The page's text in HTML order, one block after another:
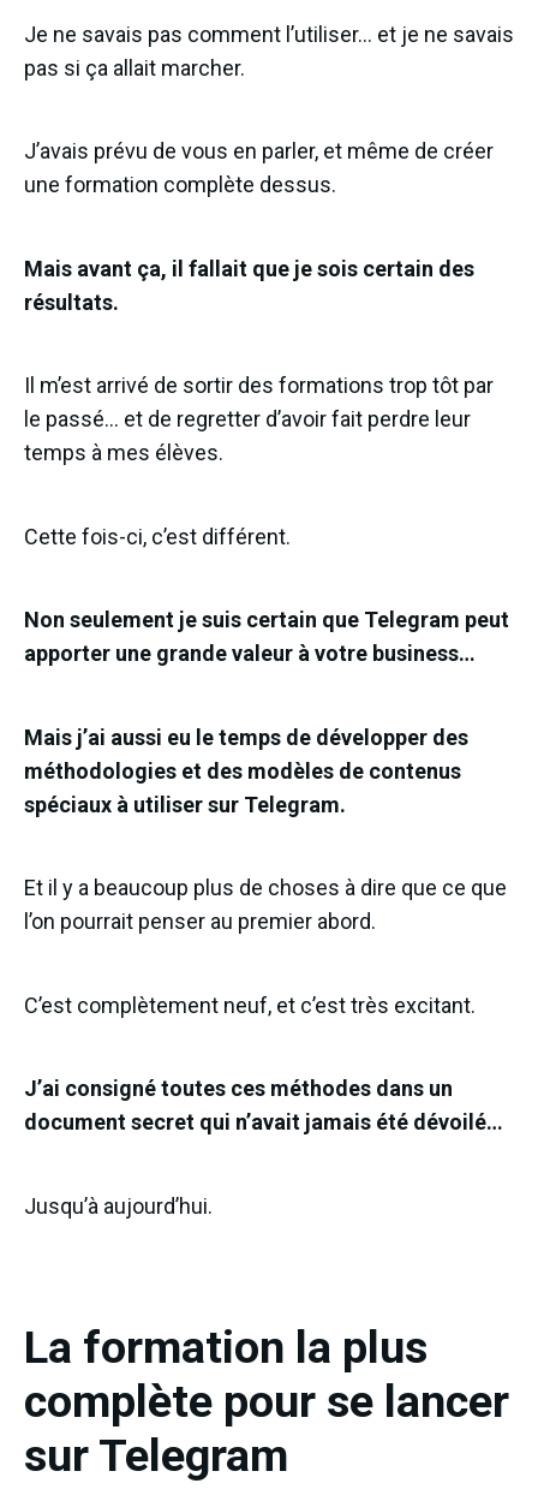
Je ne savais pas comment l’utiliser… et je ne savais
pas si ça allait marcher.
J’avais prévu de vous en parler, et même de créer
une formation complète dessus.
Mais avant ça, il fallait que je sois certain des
résultats.
Il m’est arrivé de sortir des formations trop tôt par
le passé… et de regretter d’avoir fait perdre leur
temps à mes élèves.
Cette fois-ci, c’est différent.
Non seulement je suis certain que Telegram peut
apporter une grande valeur à votre business…
Mais j’ai aussi eu le temps de développer des
méthodologies et des modèles de contenus
spéciaux à utiliser sur Telegram.
Et il y a beaucoup plus de choses à dire que ce que
l’on pourrait penser au premier abord.
C’est complètement neuf, et c’est très excitant.
J’ai consigné toutes ces méthodes dans un
document secret qui n’avait jamais été dévoilé…
Jusqu’à aujourd’hui.
La formation la plus
complète pour se lancer
sur Telegram